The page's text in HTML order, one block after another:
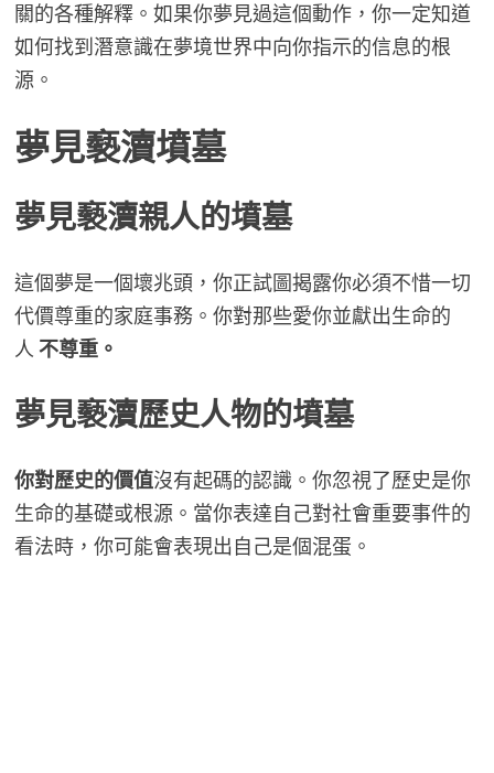
關的各種解釋。如果你夢見過這個動作，你一定知道
如何找到潛意識在夢境世界中向你指示的信息的根
源。
夢見褻瀆墳墓
夢見褻瀆親人的墳墓
這個夢是一個壞兆頭，你正試圖揭露你必須不惜一切
代價尊重的家庭事務。你對那些愛你並獻出生命的
人 不尊重。
夢見褻瀆歷史人物的墳墓
你對歷史的價值沒有起碼的認識。你忽視了歷史是你
生命的基礎或根源。當你表達自己對社會重要事件的
看法時，你可能會表現出自己是個混蛋。